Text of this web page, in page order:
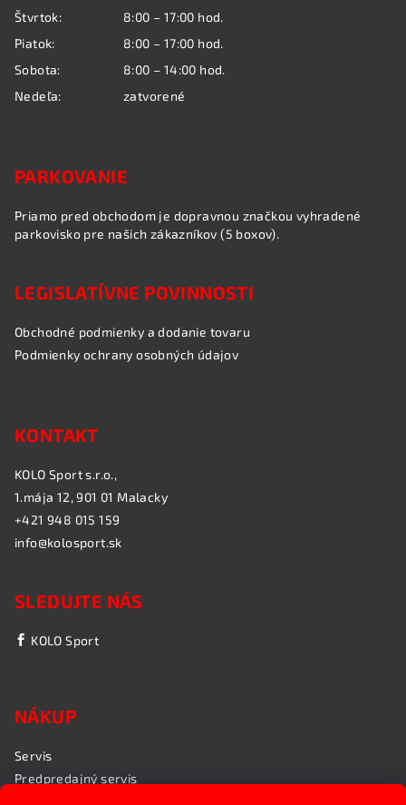
Štvrtok:
8:00 – 17:00 hod.
Piatok:
8:00 – 17:00 hod.
Sobota:
8:00 – 14:00 hod.
Nedeľa:
zatvorené
PARKOVANIE
Priamo pred obchodom je dopravnou značkou vyhradené
parkovisko pre našich zákazníkov (5 boxov).
LEGISLATÍVNE POVINNOSTI
Obchodné podmienky a dodanie tovaru
Podmienky ochrany osobných údajov
KONTAKT
KOLO Sport s.r.o.,
1.mája 12, 901 01 Malacky
+421 948 015 159
info@kolosport.sk
SLEDUJTE NÁS
KOLO Sport
NÁKUP
Servis
Predpredajný servis